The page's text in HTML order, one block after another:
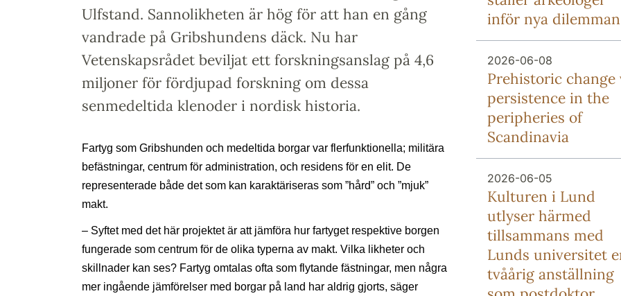
Ulfstand. Sannolikheten är hög för att han en gång
vandrade på Gribshundens däck. Nu har
Vetenskapsrådet beviljat ett forskningsanslag på 4,6
miljoner för fördjupad forskning om dessa
senmedeltida klenoder i nordisk historia.
Fartyg som Gribshunden och medeltida borgar var flerfunktionella; militära
befästningar, centrum för administration, och residens för en elit. De
representerade både det som kan karaktäriseras som ”hård” och ”mjuk”
makt.
– Syftet med det här projektet är att jämföra hur fartyget respektive borgen
fungerade som centrum för de olika typerna av makt. Vilka likheter och
skillnader kan ses? Fartyg omtalas ofta som flytande fästningar, men några
mer ingående jämförelser med borgar på land har aldrig gjorts, säger
inför nya dilemman
2026-06-08
Prehistoric change
persistence in the
peripheries of
Scandinavia
2026-06-05
Kulturen i Lund
utlyser härmed
tillsammans med
Lunds universitet
tvåårig anställning